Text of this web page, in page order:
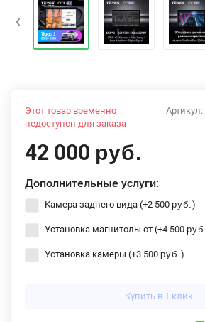
‹
Артикул:
Этот товар временно
недоступен для заказа
42 000 руб.
Дополнительные услуги:
Камера заднего вида (+2 500 руб. )
Установка магнитолы от (+4 500 руб.
Установка камеры (+3 500 руб. )
Купить в 1 клик